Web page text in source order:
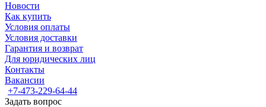
Новости
Как купить
Условия оплаты
Условия доставки
Гарантия и возврат
Для юридических лиц
Контакты
Вакансии
+7-473-229-64-44
Задать вопрос